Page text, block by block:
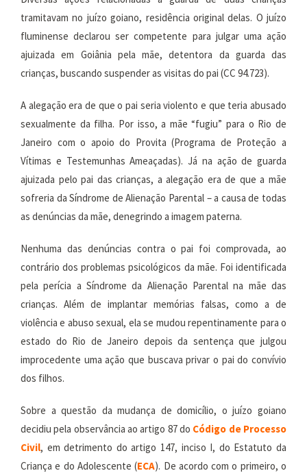
tramitavam no juízo goiano, residência original delas. O juízo
fluminense declarou ser competente para julgar uma ação
ajuizada em Goiânia pela mãe, detentora da guarda das
crianças, buscando suspender as visitas do pai (CC 94.723).
A alegação era de que o pai seria violento e que teria abusado
sexualmente da filha. Por isso, a mãe “fugiu” para o Rio de
Janeiro com o apoio do Provita (Programa de Proteção a
Vítimas e Testemunhas Ameaçadas). Já na ação de guarda
ajuizada pelo pai das crianças, a alegação era de que a mãe
sofreria da Síndrome de Alienação Parental – a causa de todas
as denúncias da mãe, denegrindo a imagem paterna.
Nenhuma das denúncias contra o pai foi comprovada, ao
contrário dos problemas psicológicos da mãe. Foi identificada
pela perícia a Síndrome da Alienação Parental na mãe das
crianças. Além de implantar memórias falsas, como a de
violência e abuso sexual, ela se mudou repentinamente para o
estado do Rio de Janeiro depois da sentença que julgou
improcedente uma ação que buscava privar o pai do convívio
dos filhos.
Sobre a questão da mudança de domicílio, o juízo goiano
decidiu pela observância ao artigo 87 do Código de Processo
Civil, em detrimento do artigo 147, inciso I, do Estatuto da
Criança e do Adolescente (ECA). De acordo com o primeiro, o